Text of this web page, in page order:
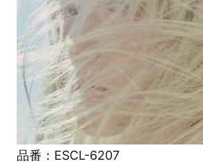
品番：ESCL-6207